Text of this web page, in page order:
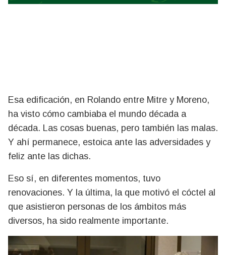
Esa edificación, en Rolando entre Mitre y Moreno,
ha visto cómo cambiaba el mundo década a
década. Las cosas buenas, pero también las malas.
Y ahí permanece, estoica ante las adversidades y
feliz ante las dichas.
Eso sí, en diferentes momentos, tuvo
renovaciones. Y la última, la que motivó el cóctel al
que asistieron personas de los ámbitos más
diversos, ha sido realmente importante.